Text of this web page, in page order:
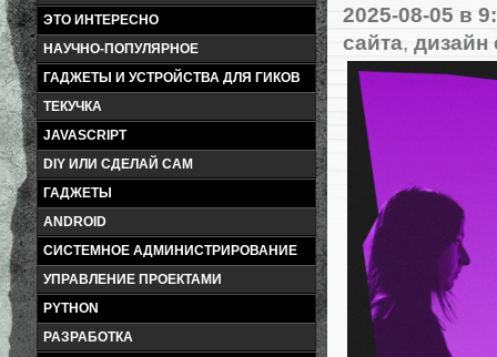
ЭТО ИНТЕРЕСНО
НАУЧНО-ПОПУЛЯРНОЕ
ГАДЖЕТЫ И УСТРОЙСТВА ДЛЯ ГИКОВ
ТЕКУЧКА
JAVASCRIPT
DIY ИЛИ СДЕЛАЙ САМ
ГАДЖЕТЫ
ANDROID
СИСТЕМНОЕ АДМИНИСТРИРОВАНИЕ
УПРАВЛЕНИЕ ПРОЕКТАМИ
PYTHON
РАЗРАБОТКА
2025-08-05 в
сайта, дизайн